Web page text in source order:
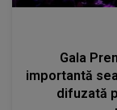
Gala
importantă
difuzată